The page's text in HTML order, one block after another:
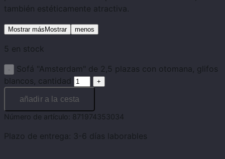
también estéticamente atractiva.
Mostrar másMostrar menos
5 en stock
Sofá "Amsterdam" de 2,5 plazas con otomana, glifos
blancos, cantidad
añadir a la cesta
Número de artículo: 871974353034
Plazo de entrega: 3-6 días laborables